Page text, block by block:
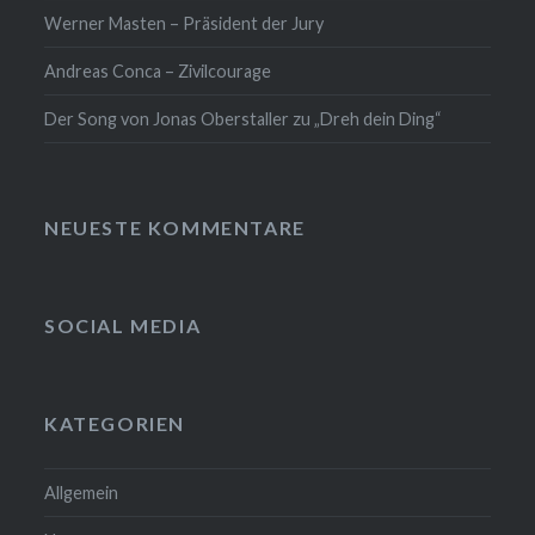
Werner Masten – Präsident der Jury
Andreas Conca – Zivilcourage
Der Song von Jonas Oberstaller zu „Dreh dein Ding“
NEUESTE KOMMENTARE
SOCIAL MEDIA
KATEGORIEN
Allgemein